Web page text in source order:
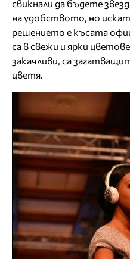
свикнали да бъдете
на удобството, но
решението е късата
са в свежи и ярки
закачливи, са
цветя.